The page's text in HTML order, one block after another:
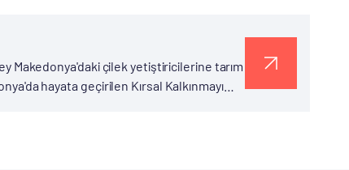
Makedonya'daki çilek yetiştiricilerine tarım
hayata geçirilen Kırsal Kalkınmayı